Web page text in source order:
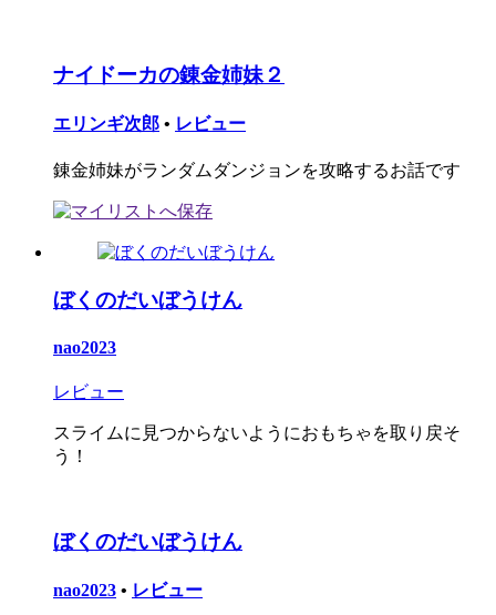
ナイドーカの錬金姉妹２
エリンギ次郎 • レビュー
錬金姉妹がランダムダンジョンを攻略するお話です
ぼくのだいぼうけん
nao2023
レビュー
スライムに見つからないようにおもちゃを取り戻そ
う！
ぼくのだいぼうけん
nao2023 • レビュー